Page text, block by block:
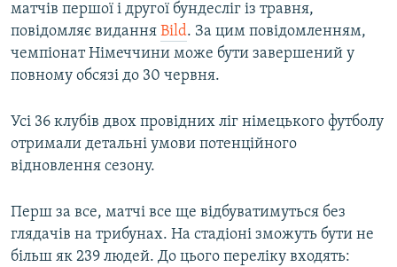
Усі сайти RFE/RL
матчів першої і другої бундесліг із травня,
повідомляє видання Bild. За цим повідомленням,
чемпіонат Німеччини може бути завершений у
повному обсязі до 30 червня.
Усі 36 клубів двох провідних ліг німецького футболу
отримали детальні умови потенційного
відновлення сезону.
Перш за все, матчі все ще відбуватимуться без
глядачів на трибунах. На стадіоні зможуть бути не
більш як 239 людей. До цього переліку входять: